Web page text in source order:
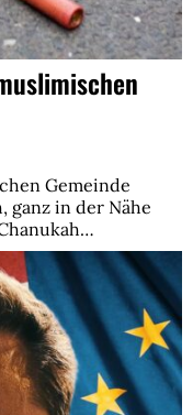
Gemeinde
ganz in der Nähe